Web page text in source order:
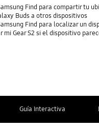
Find para compartir tu
Buds a otros dispositivos
Find para localizar un
mi Gear S2 si el dispositivo
Guía Interactiva